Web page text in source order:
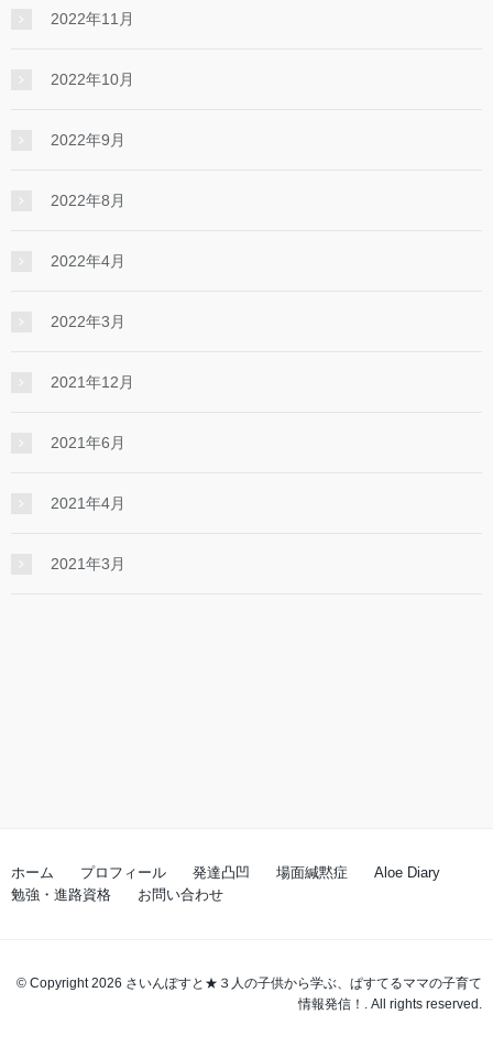
2022年11月
2022年10月
2022年9月
2022年8月
2022年4月
2022年3月
2021年12月
2021年6月
2021年4月
2021年3月
ホーム プロフィール 発達凸凹 場面緘黙症
Aloe Diary
勉強・進路資格
お問い合わせ
© Copyright 2026 さいんぽすと★３人の子供から学ぶ、ぱすてるママの子育て
情報発信！. All rights reserved.